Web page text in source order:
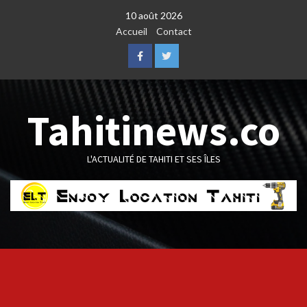
10 août 2026
Accueil
Contact
FacebookTwitter
Tahitinews.co
L'ACTUALITÉ DE TAHITI ET SES ÎLES